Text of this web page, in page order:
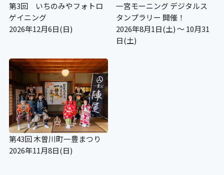
第3回 いちのみやフォトロ
ゲイニング
2026年12月6日(日)
一宮モーニング デジタルス
タンプラリー 開催！
2026年8月1日(土) ～ 10月31
日(土)
第43回 木曽川町一豊まつり
2026年11月8日(日)